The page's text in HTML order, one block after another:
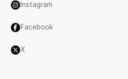
Instagram
Facebook
X